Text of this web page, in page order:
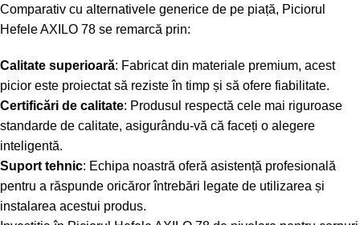
Comparativ cu alternativele generice de pe piață, Piciorul
Hefele AXILO 78 se remarcă prin:
Calitate superioară: Fabricat din materiale premium, acest
picior este proiectat să reziste în timp și să ofere fiabilitate.
Certificări de calitate: Produsul respectă cele mai riguroase
standarde de calitate, asigurându-vă că faceți o alegere
inteligentă.
Suport tehnic: Echipa noastră oferă asistență profesională
pentru a răspunde oricăror întrebări legate de utilizarea și
instalarea acestui produs.